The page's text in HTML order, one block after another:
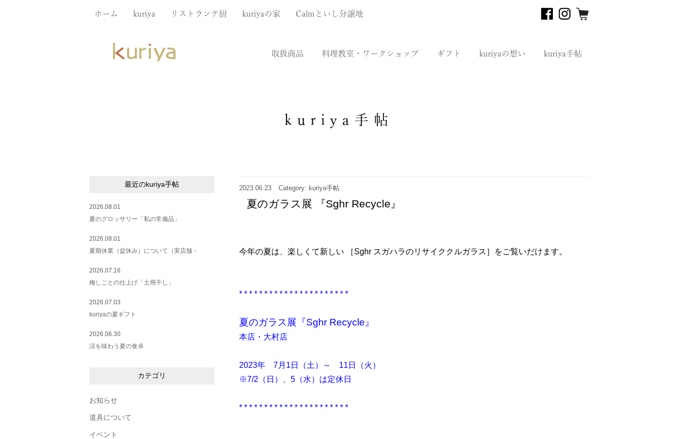
ホーム kuriya リストランテ厨 kuriyaの家 Calmといし分譲地
取扱商品 料理教室・ワークショップ ギフト kuriyaの想い kuriya手帖
kuriya手帖
2023.06.23 Category: kuriya手帖
夏のガラス展 『Sghr Recycle』
今年の夏は、楽しくて新しい ［Sghr スガハラのリサイククルガラス］をご覧いだけます。
* * * * * * * * * * * * * * * * * * * * * *
夏のガラス展『Sghr Recycle』
本店・大村店
2023年 7月1日（土）～ 11日（火）
※7/2（日）、5（水）は定休日
* * * * * * * * * * * * * * * * * * * * * *
最近のkuriya手帖
2026.08.01
夏のグロッサリー「私の常備品」
2026.08.01
夏期休業（盆休み）について（実店舗・
2026.07.16
梅しごとの仕上げ「土用干し」
2026.07.03
kuriyaの夏ギフト
2026.06.30
涼を味わう夏の食卓
カテゴリ
お知らせ
道具について
イベント